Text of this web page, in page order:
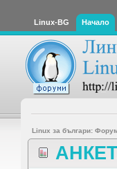
Linux-BG Начало
Linux за българи: